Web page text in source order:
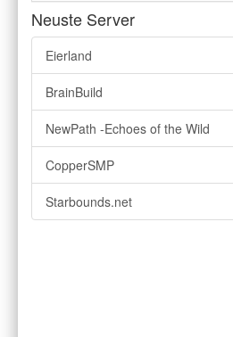
Neuste Server
Eierland
BrainBuild
NewPath -Echoes of the Wild
CopperSMP
Starbounds.net